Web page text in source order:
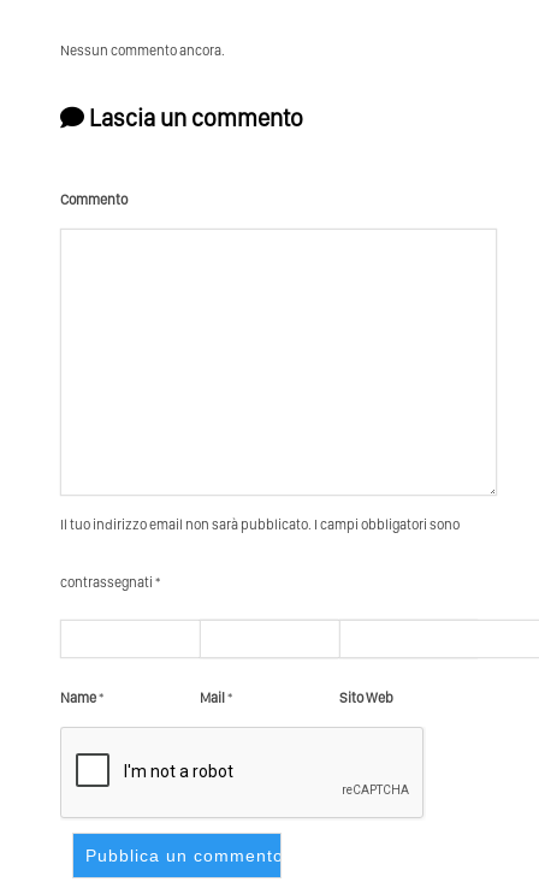
Nessun commento ancora.
Lascia un commento
Commento
Il tuo indirizzo email non sarà pubblicato. I campi obbligatori sono
contrassegnati *
Name* Mail * Sito Web